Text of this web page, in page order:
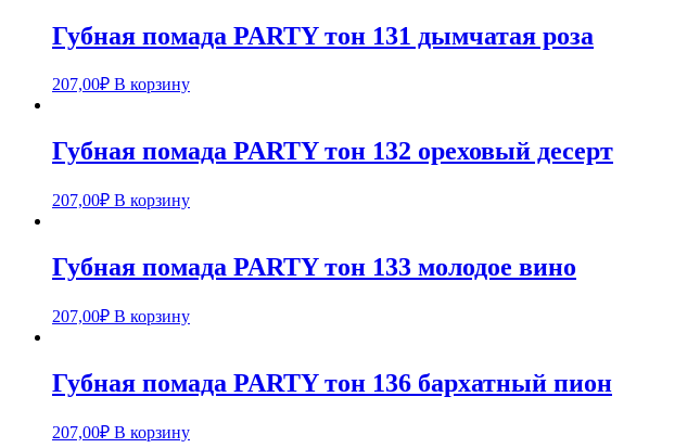
Губная помада PARTY тон 131 дымчатая роза
207,00₽ В корзину
Губная помада PARTY тон 132 ореховый десерт
207,00₽ В корзину
Губная помада PARTY тон 133 молодое вино
207,00₽ В корзину
Губная помада PARTY тон 136 бархатный пион
207,00₽ В корзину